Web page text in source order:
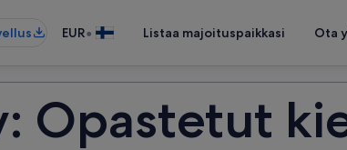
EUR• Listaa majoituspaikkasi Ota
Opastetut